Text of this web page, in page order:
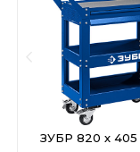
ЗУБР 820 х 405